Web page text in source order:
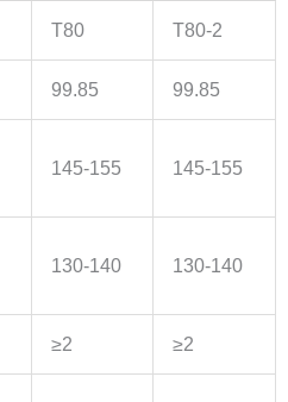
T80 T80-2
99.85 99.85
145-155 145-155
130-140 130-140
≥2 ≥2